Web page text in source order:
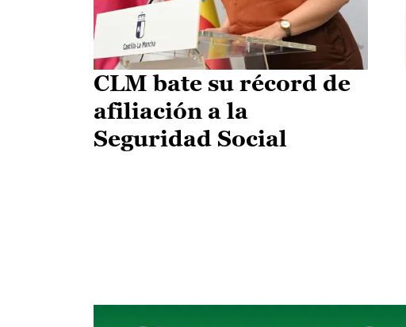
CLM bate su récord de
afiliación a la
Seguridad Social